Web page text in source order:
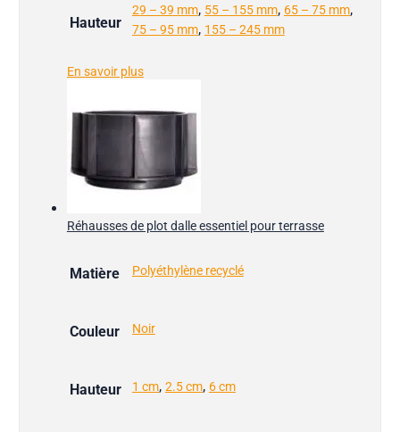
Hauteur
29 – 39 mm, 55 – 155 mm, 65 – 75 mm,
75 – 95 mm, 155 – 245 mm
En savoir plus
Réhausses de plot dalle essentiel pour terrasse
Matière Polyéthylène recyclé
Couleur Noir
Hauteur 1 cm, 2.5 cm, 6 cm